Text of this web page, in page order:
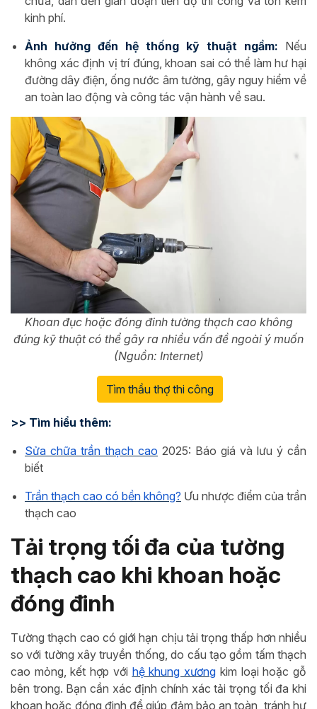
kinh phí.
Ảnh hưởng đến hệ thống kỹ thuật ngầm: Nếu
không xác định vị trí đúng, khoan sai có thể làm hư hại
đường dây điện, ống nước âm tường, gây nguy hiểm về
an toàn lao động và công tác vận hành về sau.
Khoan đục hoặc đóng đinh tường thạch cao không
đúng kỹ thuật có thể gây ra nhiều vấn đề ngoài ý muốn
(Nguồn: Internet)
Tìm thầu thợ thi công
>> Tìm hiểu thêm:
Sửa chữa trần thạch cao 2025: Báo giá và lưu ý cần
biết
Trần thạch cao có bền không? Ưu nhược điểm của trần
thạch cao
Tải trọng tối đa của tường
thạch cao khi khoan hoặc
đóng đinh
Tường thạch cao có giới hạn chịu tải trọng thấp hơn nhiều
so với tường xây truyền thống, do cấu tạo gồm tấm thạch
cao mỏng, kết hợp với hệ khung xương kim loại hoặc gỗ
bên trong. Bạn cần xác định chính xác tải trọng tối đa khi
khoan hoặc đóng đinh để giúp đảm bảo an toàn, tránh hư